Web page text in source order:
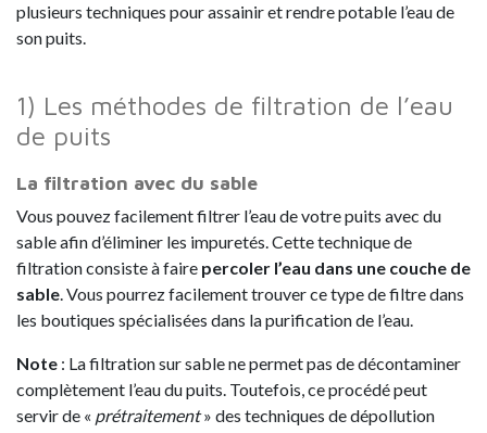
plusieurs techniques pour assainir et rendre potable l’eau de
son puits.
1) Les méthodes de filtration de l’eau
de puits
La filtration avec du sable
Vous pouvez facilement filtrer l’eau de votre puits avec du
sable afin d’éliminer les impuretés. Cette technique de
filtration consiste à faire percoler l’eau dans une couche de
sable . Vous pourrez facilement trouver ce type de filtre dans
les boutiques spécialisées dans la purification de l’eau.
Note : La filtration sur sable ne permet pas de décontaminer
complètement l’eau du puits. Toutefois, ce procédé peut
servir de « prétraitement» des techniques de dépollution